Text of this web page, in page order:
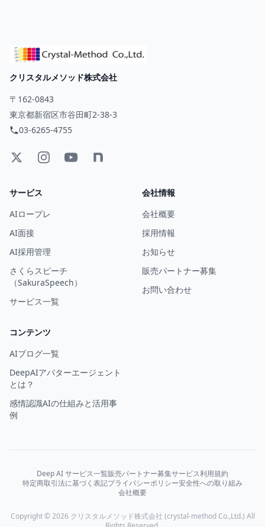
クリスタルメソッド株式会社
〒162-0843
東京都新宿区市谷田町2-38-3
03-6265-4755
サービス
AIロープレ
AI面接
AI採用管理
さくらスピーチ
（SakuraSpeech）
サービス一覧
会社情報
会社概要
採用情報
お知らせ
販売パートナー募集
お問い合わせ
コンテンツ
AIブログ一覧
DeepAIアバターエージェント
とは？
感情認識AIの仕組みと活用事
例
Deep AI サービス一覧販売パートナー募集サービス利用規約
特定商取引法に基づく表記プライバシーポリシー安全性への取り組み
会社概要
Copyright © 2026 クリスタルメソッド株式会社 (crystal-method Co.,Ltd.) All